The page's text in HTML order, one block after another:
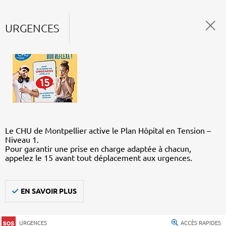
URGENCES
Le CHU de Montpellier active le Plan Hôpital en Tension –
Niveau 1.
Pour garantir une prise en charge adaptée à chacun,
appelez le 15 avant tout déplacement aux urgences.
EN SAVOIR PLUS
URGENCES ACCÈS RAPIDES